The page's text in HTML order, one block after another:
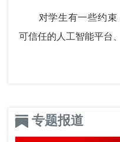
对学生有一些约束
可信任的人工智能平台
专题报道